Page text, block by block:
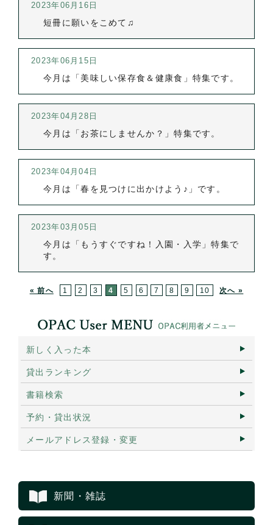
2023年06月16日
短冊に願いをこめて♫
2023年06月15日
今月は「美味しい保存食＆健康食」特集です。
2023年04月28日
今月は「お茶にしませんか？」特集です。
2023年04月04日
今月は「春を見つけに出かけよう♪」です。
2023年03月05日
今月は「もうすぐですね！入園・入学」特集で
す。
« 前へ 1 2 3 4 5 6 7 8 9 10 次へ »
新しく入った本
貸出ランキング
書籍検索
予約・貸出状況
メールアドレス登録・変更
新聞・雑誌